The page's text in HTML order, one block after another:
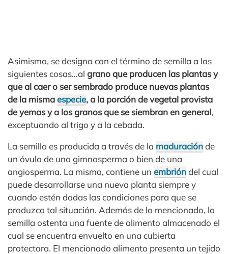
Asimismo, se designa con el término de semilla a las
siguientes cosas…al grano que producen las plantas y
que al caer o ser sembrado produce nuevas plantas
de la mismaespecie, a la porción de vegetal provista
de yemas y a los granos que se siembran en general,
exceptuando al trigo y a la cebada.
La semilla es producida a través de la maduraciónde
un óvulo de una gimnosperma o bien de una
angiosperma. La misma, contiene un embrióndel cual
puede desarrollarse una nueva planta siempre y
cuando estén dadas las condiciones para que se
produzca tal situación. Además de lo mencionado, la
semilla ostenta una fuente de alimento almacenado el
cual se encuentra envuelto en una cubierta
protectora. El mencionado alimento presenta un tejido